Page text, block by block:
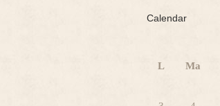
Calendar
L Ma